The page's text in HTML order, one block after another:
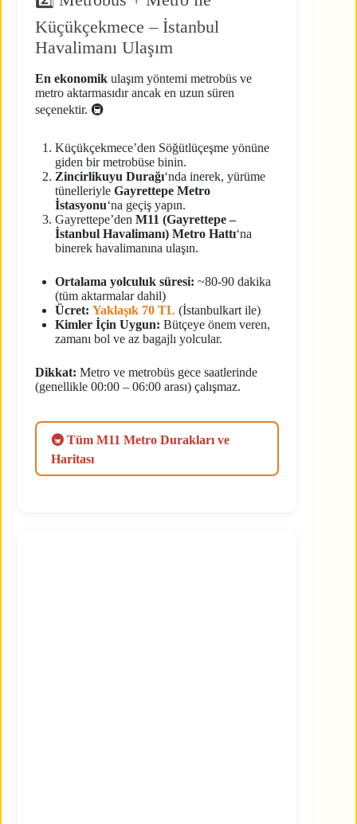
Küçükçekmece – İstanbul
Havalimanı Ulaşım
En ekonomik ulaşım yöntemi metrobüs ve
metro aktarmasıdır ancak en uzun süren
seçenektir. 🚇
Küçükçekmece’den Söğütlüçeşme yönüne
giden bir metrobüse binin.
Zincirlikuyu Durağı‘nda inerek, yürüme
tünelleriyle Gayrettepe Metro
İstasyonu‘na geçiş yapın.
Gayrettepe’den M11 (Gayrettepe –
İstanbul Havalimanı) Metro Hattı‘na
binerek havalimanına ulaşın.
Ortalama yolculuk süresi: ~80-90 dakika
(tüm aktarmalar dahil)
Ücret: Yaklaşık 70 TL (İstanbulkart ile)
Kimler İçin Uygun: Bütçeye önem veren,
zamanı bol ve az bagajlı yolcular.
Dikkat: Metro ve metrobüs gece saatlerinde
(genellikle 00:00 – 06:00 arası) çalışmaz.
🚇 Tüm M11 Metro Durakları ve
Haritası